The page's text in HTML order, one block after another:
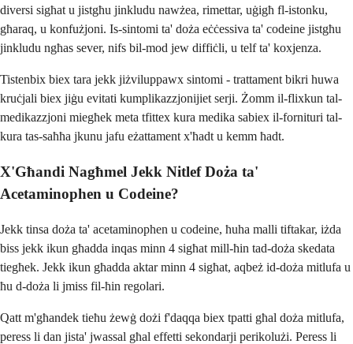
diversi sigħat u jistgħu jinkludu nawżea, rimettar, uġigħ fl-istonku,
għaraq, u konfużjoni. Is-sintomi ta' doża eċċessiva ta' codeine jistgħu
jinkludu ngħas sever, nifs bil-mod jew diffiċli, u telf ta' koxjenza.
Tistenbix biex tara jekk jiżviluppawx sintomi - trattament bikri huwa
kruċjali biex jiġu evitati kumplikazzjonijiet serji. Żomm il-flixkun tal-
medikazzjoni miegħek meta tfittex kura medika sabiex il-fornituri tal-
kura tas-saħħa jkunu jafu eżattament x'ħadt u kemm ħadt.
X'Għandi Nagħmel Jekk Nitlef Doża ta'
Acetaminophen u Codeine?
Jekk tinsa doża ta' acetaminophen u codeine, ħuha malli tiftakar, iżda
biss jekk ikun għadda inqas minn 4 sigħat mill-ħin tad-doża skedata
tiegħek. Jekk ikun għadda aktar minn 4 sigħat, aqbeż id-doża mitlufa u
ħu d-doża li jmiss fil-ħin regolari.
Qatt m'għandek tieħu żewġ dożi f'daqqa biex tpatti għal doża mitlufa,
peress li dan jista' jwassal għal effetti sekondarji perikolużi. Peress li